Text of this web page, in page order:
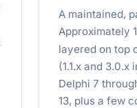
A maintained,
Approximately
layered on top
(1.1.x and
Delphi 7
13, plus a few